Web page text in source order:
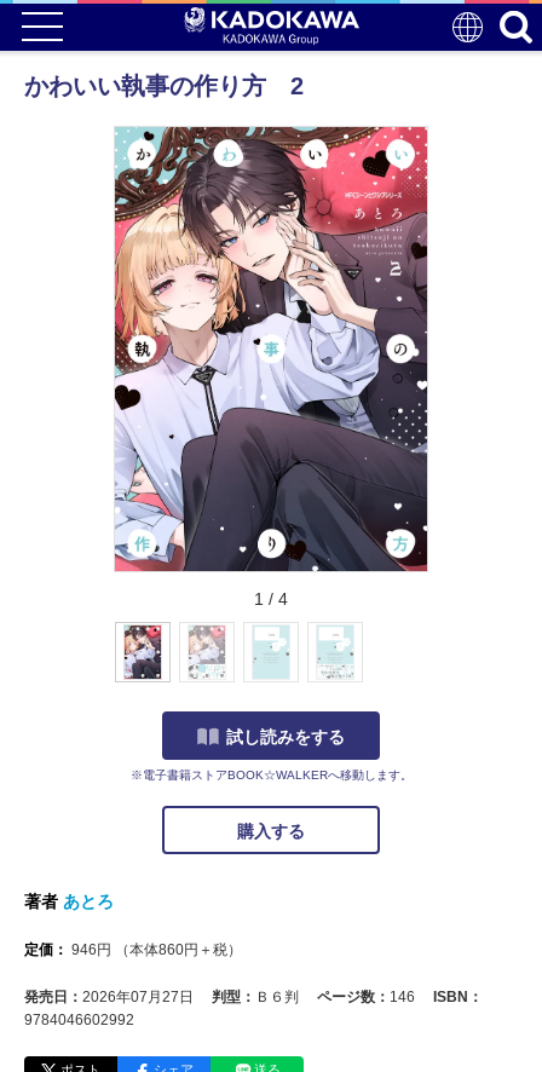
かわいい執事の作り方 2
1 / 4
試し読みをする
※電子書籍ストアBOOK☆WALKERへ移動します。
購入する
著者 あとろ
定価： 946 円 （本体860円＋税）
発売日： 2026年07月27日 判型： Ｂ６判 ページ数： 146
ISBN：
9784046602992